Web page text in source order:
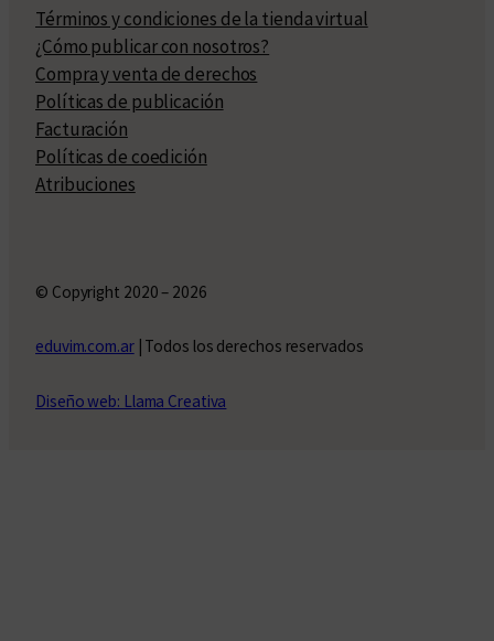
Términos y condiciones de la tienda virtual
¿Cómo publicar con nosotros?
Compra y venta de derechos
Políticas de publicación
Facturación
Políticas de coedición
Atribuciones
© Copyright 2020 – 2026
eduvim.com.ar| Todos los derechos reservados
Diseño web: Llama Creativa